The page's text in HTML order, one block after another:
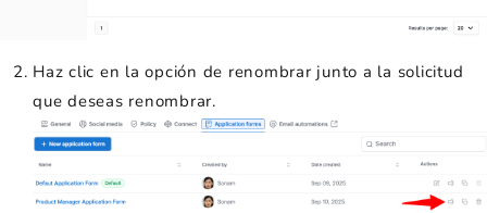
Haz clic en la opción de renombrar junto a la solicitud
que deseas renombrar.